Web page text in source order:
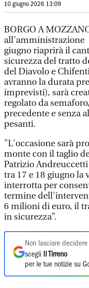
10 giugno 2026 13:09
BORGO A
all’amministrazione
giugno riaprirà il
sicurezza del tratto
del Diavolo e
avranno la durata
imprevisti), sarà
regolato da
precedente e senza
pesanti.
"L'occasione sarà
monte con il taglio
Patrizio
tra 17 e 18 giugno
interrotta per
termine
6 milioni di euro, il
in sicurezza”.
Non lasciare
scegli
Il Tirreno
per le tue notizie su